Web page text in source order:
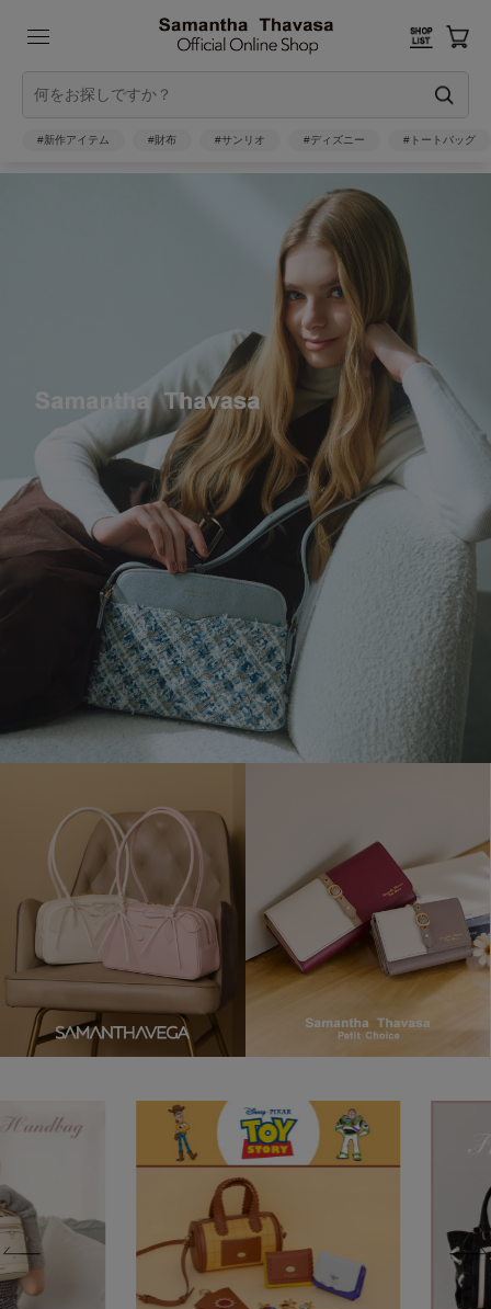
#新作アイテム #財布 #サンリオ #ディズニー #トートバッグ